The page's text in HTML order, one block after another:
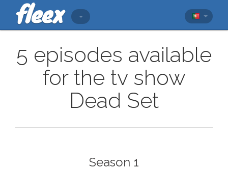
5 episodes available
for the tv show
Dead Set
Season 1